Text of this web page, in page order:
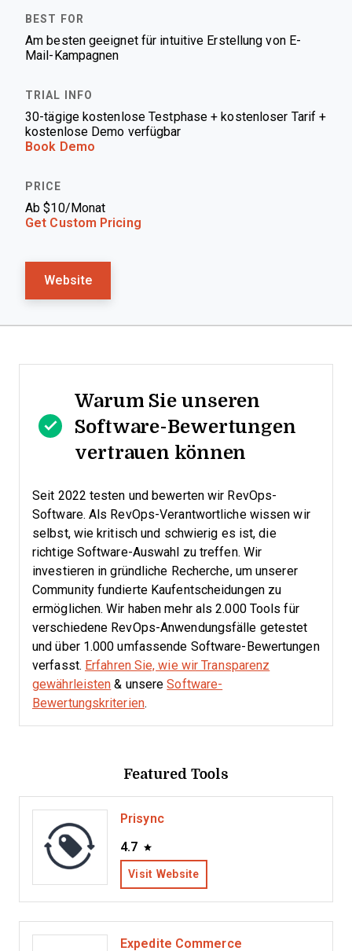
Am besten geeignet für intuitive Erstellung von E-
Mail-Kampagnen
30-tägige kostenlose Testphase + kostenloser Tarif +
kostenlose Demo verfügbar
Book Demo
Ab $10/Monat
Get Custom Pricing
Website
Warum Sie unseren
Software-Bewertungen
vertrauen können
Seit 2022 testen und bewerten wir RevOps-
Software. Als RevOps-Verantwortliche wissen wir
selbst, wie kritisch und schwierig es ist, die
richtige Software-Auswahl zu treffen. Wir
investieren in gründliche Recherche, um unserer
Community fundierte Kaufentscheidungen zu
ermöglichen. Wir haben mehr als 2.000 Tools für
verschiedene RevOps-Anwendungsfälle getestet
und über 1.000 umfassende Software-Bewertungen
verfasst. Erfahren Sie, wie wir Transparenz
gewährleisten & unsereSoftware-
Bewertungskriterien.
Featured Tools
Prisync
4.7
Visit Website
Expedite Commerce